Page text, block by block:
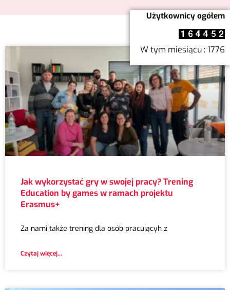
Jak wykorzystać gry w swojej pracy? Trening
Education by games w ramach projektu
Erasmus+
Za nami także trening dla osób pracującyh z
Czytaj więcej...
Użytkownicy ogółem
W tym miesiącu : 1776